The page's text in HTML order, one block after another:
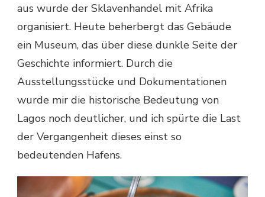
aus wurde der Sklavenhandel mit Afrika
organisiert. Heute beherbergt das Gebäude
ein Museum, das über diese dunkle Seite der
Geschichte informiert. Durch die
Ausstellungsstücke und Dokumentationen
wurde mir die historische Bedeutung von
Lagos noch deutlicher, und ich spürte die Last
der Vergangenheit dieses einst so
bedeutenden Hafens.